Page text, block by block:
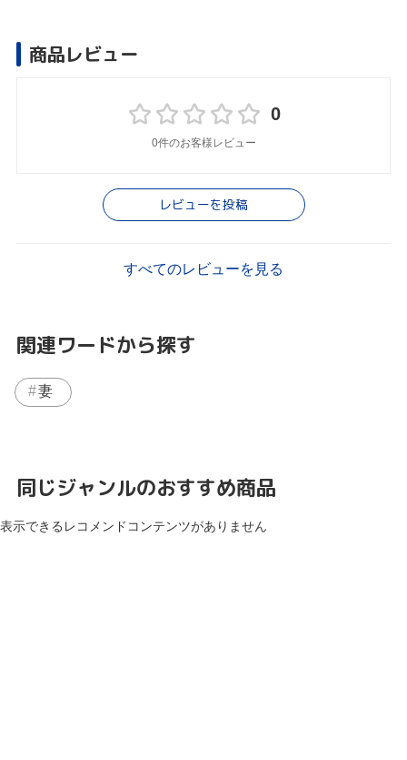
商品レビュー
0
0件のお客様レビュー
レビューを投稿
すべてのレビューを見る
関連ワードから探す
妻
同じジャンルのおすすめ商品
表示できるレコメンドコンテンツがありません